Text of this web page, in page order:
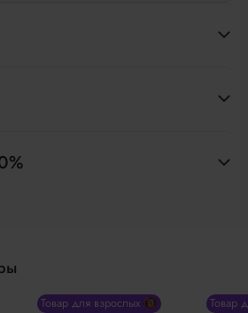
Товар для взрослых 🔞 Товар